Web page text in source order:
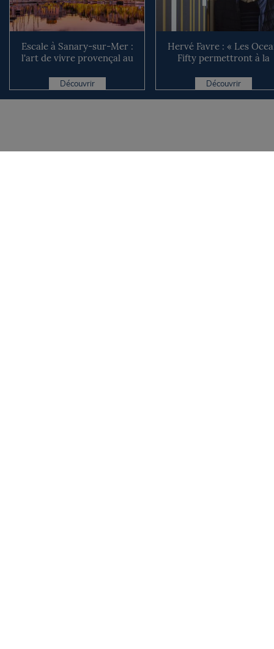
Escale à Sanary-sur-Mer :
l'art de vivre provençal au
Découvrir
Hervé Favre : « Les
Fifty permettront à la
Découvrir